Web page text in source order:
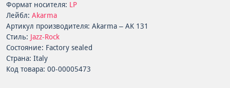
Формат носителя: LP
Лейбл: Akarma
Артикул производителя: Akarma – AK 131
Стиль: Jazz-Rock
Состояние: Factory sealed
Страна: Italy
Код товара: 00-00005473